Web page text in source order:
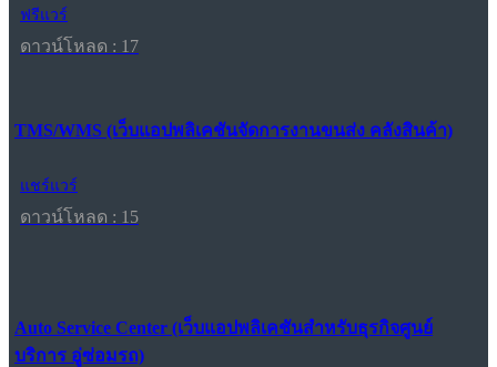
ฟรีแวร์
ดาวน์โหลด : 17
TMS/WMS (เว็บแอปพลิเคชันจัดการงานขนส่ง คลังสินค้า)
แชร์แวร์
ดาวน์โหลด : 15
Auto Service Center (เว็บแอปพลิเคชันสำหรับธุรกิจศูนย์
บริการ อู่ซ่อมรถ)